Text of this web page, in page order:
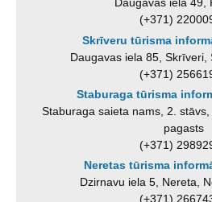
Daugavas iela 49,
(+371)
Skrīveru tūrisma
Daugavas iela 85, Skrīveri,
(+371)
Staburaga tūrisma
Staburaga saieta nams, 2.
pagasts
(+371)
Neretas tūrisma
Dzirnavu iela 5, Nereta,
(+371)